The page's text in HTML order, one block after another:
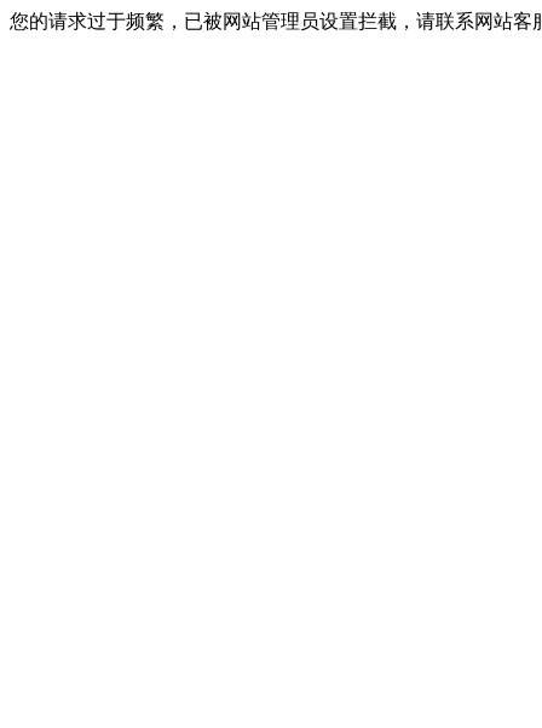
您的请求过于频繁，已被网站管理员设置拦截，请联系网站客